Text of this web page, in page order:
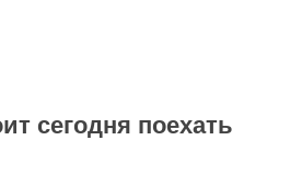
сегодня поехать